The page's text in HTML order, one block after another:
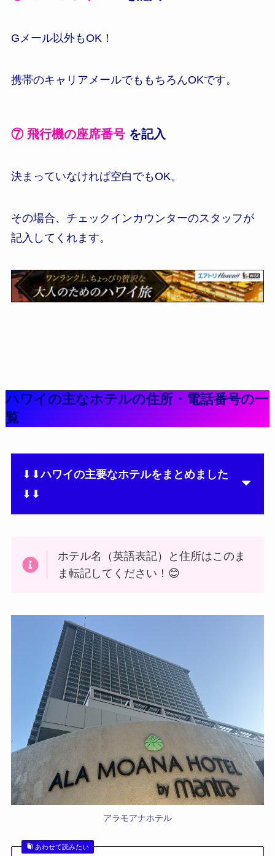
Gメール以外もOK！
携帯のキャリアメールでももちろんOKです。
⑦ 飛行機の座席番号を記入
決まっていなければ空白でもOK。
その場合、チェックインカウンターのスタッフが
記入してくれます。
ハワイの主なホテルの住所・電話番号の一
覧
⬇⬇ハワイの主要なホテルをまとめました
⬇⬇
ホテル名（英語表記）と住所はこのま
ま転記してください！😊
アラモアナホテル
あわせて読みたい